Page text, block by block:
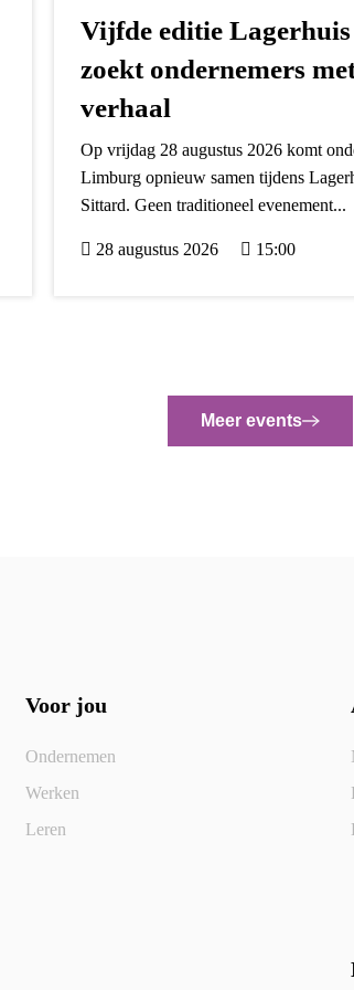
Vijfde editie Lagerhuis
zoekt ondernemers
verhaal
Op vrijdag 28 augustus 2026 komt
Limburg opnieuw samen tijdens
Sittard. Geen traditioneel evenement...
28 augustus 2026 15:00
Meer events
Voor jou
Ondernemen
Werken
Leren